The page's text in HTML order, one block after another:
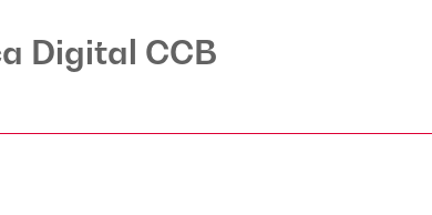
Digital CCB